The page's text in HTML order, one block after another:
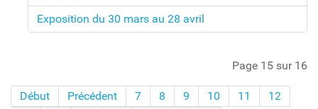
Exposition du 30 mars au 28 avril
Page 15 sur 16
Début Précédent 7 8 9 10 11
12